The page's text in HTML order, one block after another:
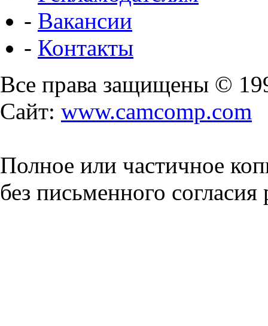
- Вакансии
- Контакты
Все права защищены ©
Сайт: www.camcomp.com
Полное или частичное
без письменного